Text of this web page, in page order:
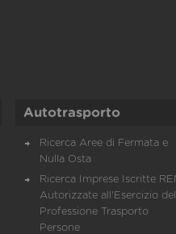
Autotrasporto
Ricerca Aree di Fermata e
Nulla Osta
Ricerca Imprese Iscritte
Autorizzate all'Esercizio
Professione Trasporto
Persone